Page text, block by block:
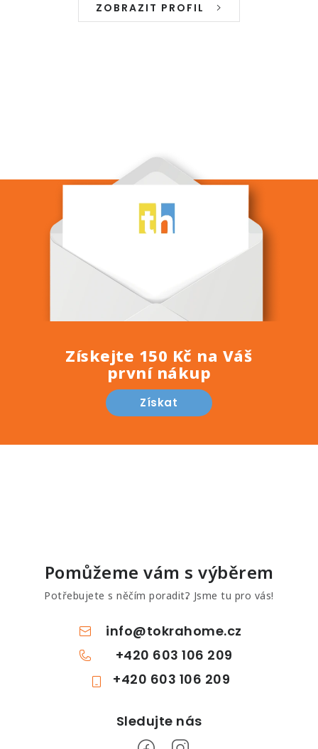
ZOBRAZIT PROFIL
Získejte 150 Kč na Váš
první nákup
Získat
Pomůžeme vám s výběrem
Potřebujete s něčím poradit? Jsme tu pro vás!
info@tokrahome.cz
+420 603 106 209
+420 603 106 209